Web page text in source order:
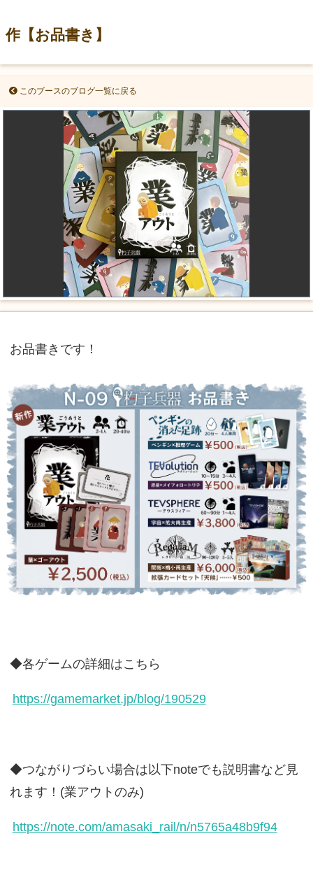
作【お品書き】
このブースのブログ一覧に戻る
お品書きです！
◆各ゲームの詳細はこちら
https://gamemarket.jp/blog/190529
◆つながりづらい場合は以下noteでも説明書など見
れます！(業アウトのみ)
https://note.com/amasaki_rail/n/n5765a48b9f94